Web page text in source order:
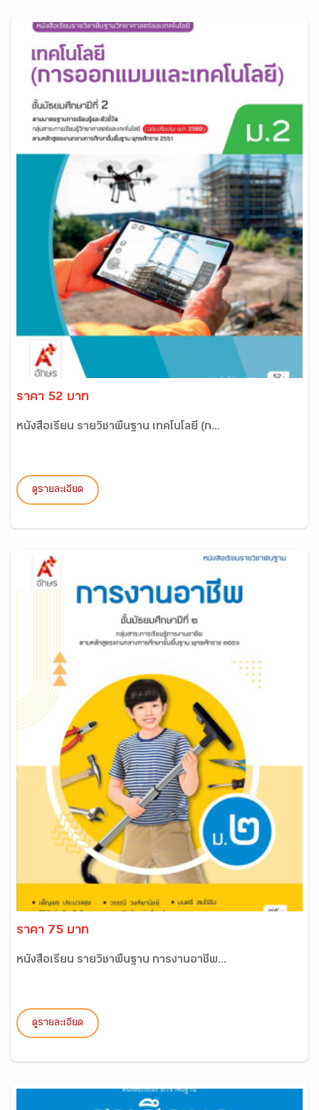
ราคา 52 บาท
หนังสือเรียน รายวิชาพื้นฐาน เทคโนโลยี (ก...
ดูรายละเอียด
ราคา 75 บาท
หนังสือเรียน รายวิชาพื้นฐาน การงานอาชีพ...
ดูรายละเอียด